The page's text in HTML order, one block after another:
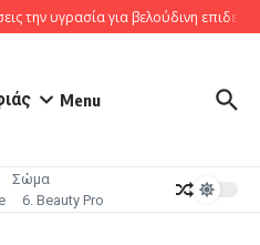
την υγρασία για βελούδινη
Menu
Σώμα
6. Beauty Pro